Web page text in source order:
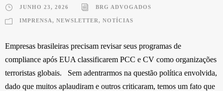
JUNHO 23, 2026 BRG ADVOGADOS
IMPRENSA, NEWSLETTER, NOTÍCIAS
Empresas brasileiras precisam revisar seus programas de
compliance após EUA classificarem PCC e CV como organizações
terroristas globais. Sem adentrarmos na questão política envolvida,
dado que muitos aplaudiram e outros criticaram, temos um fato que